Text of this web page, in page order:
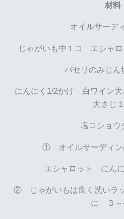
材料
オイルサーデ
じゃがいも中１コ エシャ
パセリのみじ
にんにく1/2かけ 白ワイン
大さじ
塩コショ
① オイルサーディン
エシャロット にん
② じゃがいもは良く洗いラ
に ３～